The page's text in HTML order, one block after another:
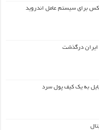
برای سیستم عامل اندروید
ایران درگذشت
به یک کیف‌ پول سرد